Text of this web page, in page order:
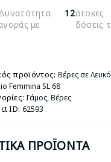
με
12άτοκες
δόσεις
προϊόντος: Βέρες σε
Femmina SL 68
Γάμος,Βέρες
ID: 62593
ΠΡΟΪΌΝΤΑ